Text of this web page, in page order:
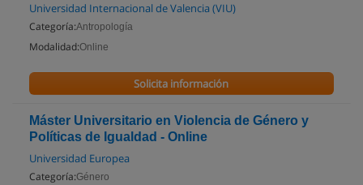
Universidad Internacional de Valencia (VIU)
Categoría:Antropología
Modalidad:Online
Solicita información
Máster Universitario en Violencia de Género y
Políticas de Igualdad - Online
Universidad Europea
Categoría:Género